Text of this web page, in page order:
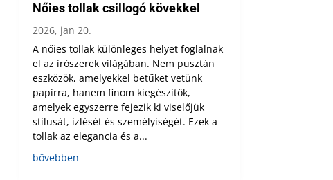
Nőies tollak csillogó kövekkel
2026, jan 20.
A nőies tollak különleges helyet foglalnak
el az írószerek világában. Nem pusztán
eszközök, amelyekkel betűket vetünk
papírra, hanem finom kiegészítők,
amelyek egyszerre fejezik ki viselőjük
stílusát, ízlését és személyiségét. Ezek a
tollak az elegancia és a...
bővebben